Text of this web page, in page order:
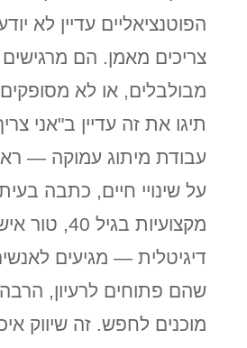
הפוטנציאליים עדיין לא
צריכים מאמן. הם
מבולבלים, או לא
תיגו את זה עדיין ב"אני
עבודת מיתוג עמוקה —
על שינויי חיים, כתבה
מקצועיות
דיגיטלית — מגיעים
שהם פתוחים לרעיון,
מוכנים לחפש. זה שיווק